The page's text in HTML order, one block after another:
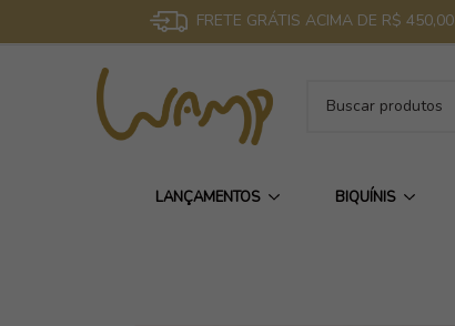
FRETE GRÁTIS ACIMA DE R$ 450,00
LANÇAMENTOS BIQUÍNIS